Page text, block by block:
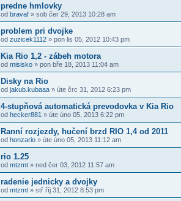
predne hmlovky
od bravaf » sob čer 29, 2013 10:28 am
problem pri dvojke
od zuzicek1112 » pon lis 05, 2012 10:43 pm
Kia Rio 1,2 - zábeh motora
od misisko » pon bře 18, 2013 11:04 am
Disky na Rio
od jakub.kubaaa » úte črc 31, 2012 6:23 pm
4-stupňová automatická prevodovka v Kia Rio
od hecker881 » úte úno 05, 2013 6:22 pm
Ranní rozjezdy, hučení brzd RIO 1,4 od 2011
od honzario » úte úno 05, 2013 11:12 am
rio 1.25
od mtzmt » ned čer 03, 2012 11:57 am
radenie jednicky a dvojky
od mtzmt » stř říj 31, 2012 8:53 pm